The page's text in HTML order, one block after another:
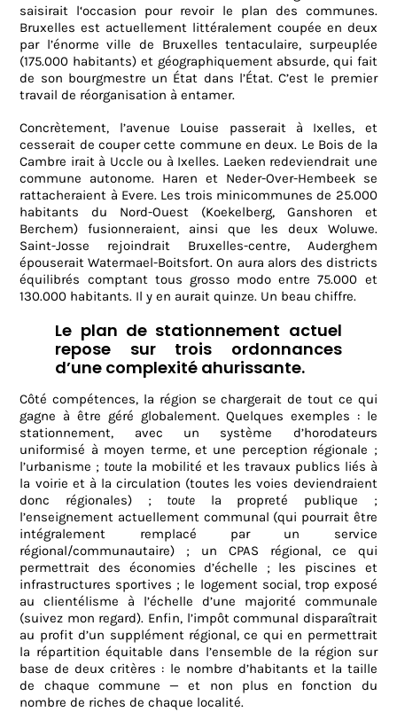
saisirait l‘occasion pour revoir le plan des communes.
Bruxelles est actuellement littéralement coupée en deux
par l’énorme ville de Bruxelles tentaculaire, surpeuplée
(175.000 habitants) et géographiquement absurde, qui fait
de son bourgmestre un État dans l’État. C’est le premier
travail de réorganisation à entamer.
Concrètement, l’avenue Louise passerait à Ixelles, et
cesserait de couper cette commune en deux. Le Bois de la
Cambre irait à Uccle ou à Ixelles. Laeken redeviendrait une
commune autonome. Haren et Neder-Over-Hembeek se
rattacheraient à Evere. Les trois minicommunes de 25.000
habitants du Nord-Ouest (Koekelberg, Ganshoren et
Berchem) fusionneraient, ainsi que les deux Woluwe.
Saint-Josse rejoindrait Bruxelles-centre, Auderghem
épouserait Watermael-Boitsfort. On aura alors des districts
équilibrés comptant tous grosso modo entre 75.000 et
130.000 habitants. Il y en aurait quinze. Un beau chiffre.
Le plan de stationnement actuel
repose sur trois ordonnances
d’une complexité ahurissante.
Côté compétences, la région se chargerait de tout ce qui
gagne à être géré globalement. Quelques exemples : le
stationnement, avec un système d’horodateurs
uniformisé à moyen terme, et une perception régionale ;
l’urbanisme ; toute la mobilité et les travaux publics liés à
la voirie et à la circulation (toutes les voies deviendraient
donc régionales) ; toute la propreté publique ;
l’enseignement actuellement communal (qui pourrait être
intégralement remplacé par un service
régional/communautaire) ; un CPAS régional, ce qui
permettrait des économies d’échelle ; les piscines et
infrastructures sportives ; le logement social, trop exposé
au clientélisme à l’échelle d’une majorité communale
(suivez mon regard). Enfin, l’impôt communal disparaîtrait
au profit d’un supplément régional, ce qui en permettrait
la répartition équitable dans l’ensemble de la région sur
base de deux critères : le nombre d’habitants et la taille
de chaque commune — et non plus en fonction du
nombre de riches de chaque localité.